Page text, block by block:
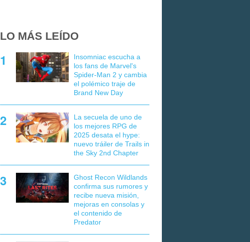
LO MÁS LEÍDO
Insomniac escucha a
los fans de Marvel's
Spider-Man 2 y cambia
el polémico traje de
Brand New Day
La secuela de uno de
los mejores RPG de
2025 desata el hype:
nuevo tráiler de Trails in
the Sky 2nd Chapter
Ghost Recon Wildlands
confirma sus rumores y
recibe nueva misión,
mejoras en consolas y
el contenido de
Predator